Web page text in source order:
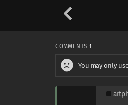
COMMENTS 1
You may only